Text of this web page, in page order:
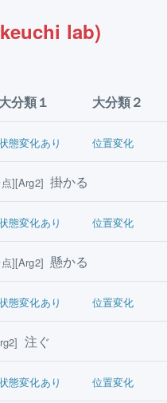
lab)
大分類１ 大分類２
態変化あり 位置変化
][Arg2] 掛かる
態変化あり 位置変化
][Arg2] 懸かる
態変化あり 位置変化
注ぐ
態変化あり 位置変化